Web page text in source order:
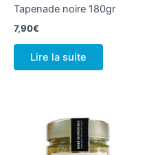
Tapenade noire 180gr
7,90€
Lire la suite